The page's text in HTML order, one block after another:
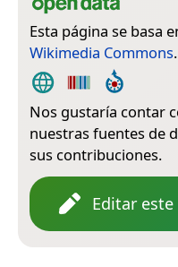
Esta página se basa
Wikimedia Commons.
Nos gustaría contar
nuestras fuentes de
sus contribuciones.
Editar